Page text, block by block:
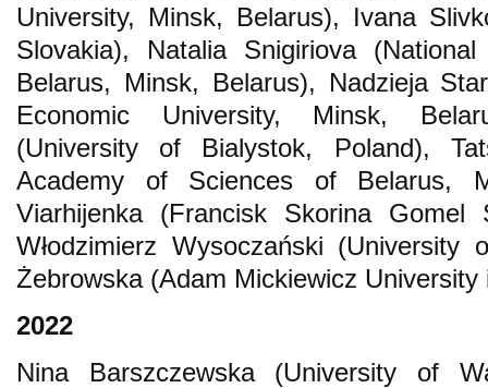
University, Minsk, Belarus), Ivana
Slovakia), Natalia Snigiriova
Belarus, Minsk, Belarus), Nadzieja
Economic University, Minsk,
(University of Bialystok, Poland),
Academy of Sciences of Belarus,
Viarhijenka (Francisk Skorina Gomel
Włodzimierz Wysoczański (University
Żebrowska (Adam Mickiewicz
2022
Nina Barszczewska (University of